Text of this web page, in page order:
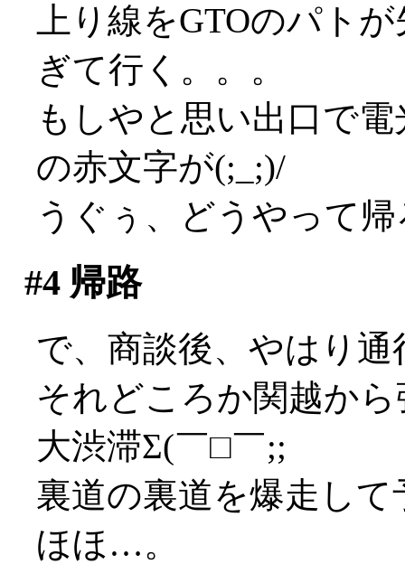
上り線をGTOのパト
ぎて行く。。。
もしやと思い出口で
の赤文字が(;_;)/
うぐぅ、どうやって
#4帰路
で、商談後、やはり
それどころか関越か
大渋滞Σ(￣□￣;;
裏道の裏道を爆走し
ほほ…。